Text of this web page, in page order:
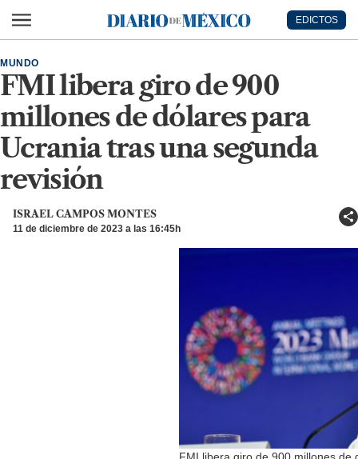
Diario de México
EDICTOS
FMI libera giro de 900
millones de dólares para
Ucrania tras una segunda
revisión
MUNDO
ISRAEL CAMPOS MONTES
11 de diciembre de 2023 a las 16:45h